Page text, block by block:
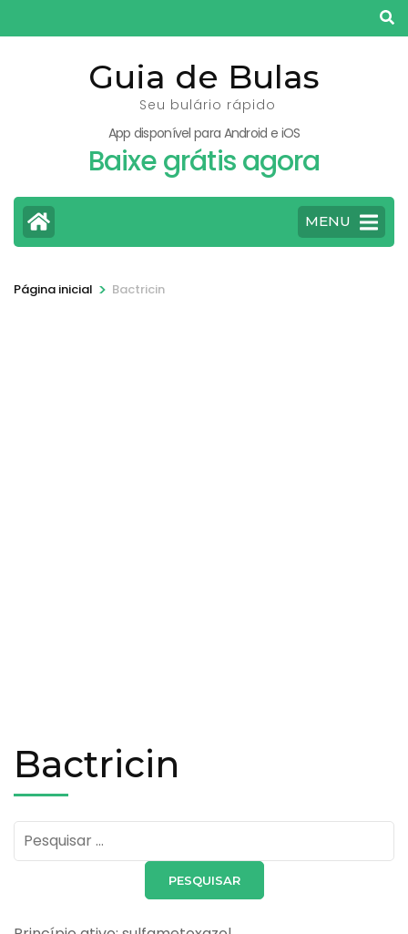
para
Guia de Bulas
Seu bulário rápido
App disponível para Android e iOS
Baixe grátis agora
MENU
Página inicial > Bactricin
Bactricin
Pesquisar
por: